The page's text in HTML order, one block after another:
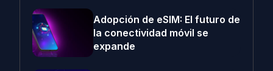
Adopción de eSIM: El futuro de
la conectividad móvil se
expande